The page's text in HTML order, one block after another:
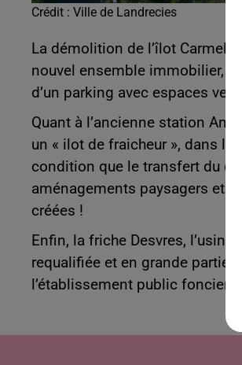
Crédit : Ville de Landrecies
La démolition de l’îlot Carmel
nouvel ensemble immobilier,
d’un parking avec espaces verts.
Quant à l’ancienne station
un « ilot de fraicheur », dans le
condition que le transfert du
aménagements paysagers et
créées !
Enfin, la friche Desvres,
requalifiée et en grande partie
l’établissement public foncier,